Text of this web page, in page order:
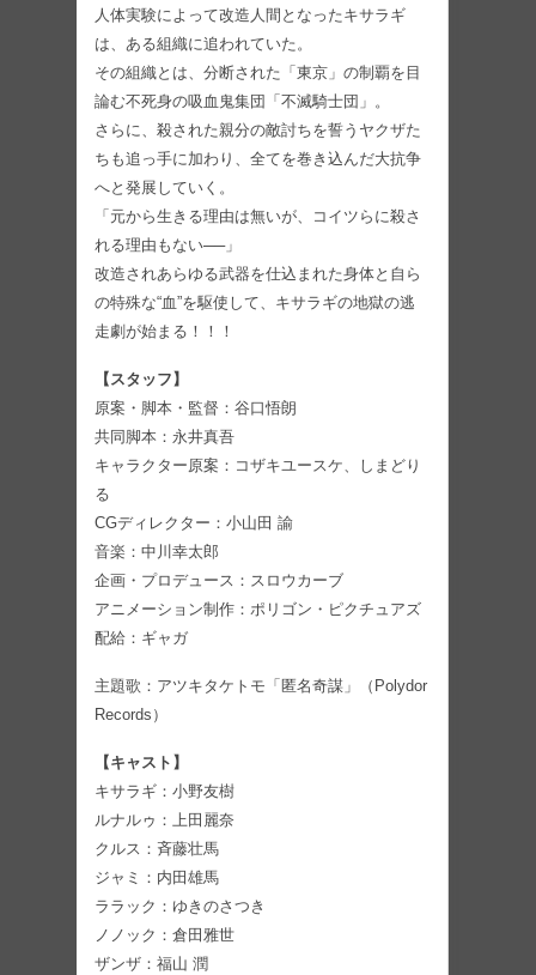
人体実験によって改造人間となったキサラギ
は、ある組織に追われていた。
その組織とは、分断された「東京」の制覇を目
論む不死身の吸血鬼集団「不滅騎士団」。
さらに、殺された親分の敵討ちを誓うヤクザた
ちも追っ手に加わり、全てを巻き込んだ大抗争
へと発展していく。
「元から生きる理由は無いが、コイツらに殺さ
れる理由もない──」
改造されあらゆる武器を仕込まれた身体と自ら
の特殊な“血”を駆使して、キサラギの地獄の逃
走劇が始まる！！！
【スタッフ】
原案・脚本・監督：谷口悟朗
共同脚本：永井真吾
キャラクター原案：コザキユースケ、しまどり
る
CGディレクター：小山田 諭
音楽：中川幸太郎
企画・プロデュース：スロウカーブ
アニメーション制作：ポリゴン・ピクチュアズ
配給：ギャガ
主題歌：アツキタケトモ「匿名奇謀」（Polydor
Records）
【キャスト】
キサラギ：小野友樹
ルナルゥ：上田麗奈
クルス：斉藤壮馬
ジャミ：内田雄馬
ララック：ゆきのさつき
ノノック：倉田雅世
ザンザ：福山 潤